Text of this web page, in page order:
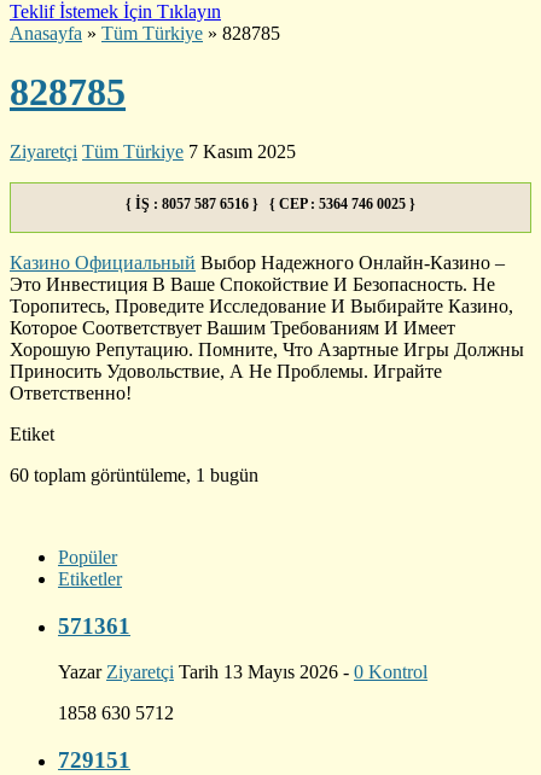
Teklif İstemek İçin Tıklayın
Anasayfa » Tüm Türkiye » 828785
828785
Ziyaretçi Tüm Türkiye 7 Kasım 2025
{ İŞ : 8057 587 6516 } { CEP : 5364 746 0025 }
Казино Официальный Выбор Надежного Онлайн-Казино –
Это Инвестиция В Ваше Спокойствие И Безопасность. Не
Торопитесь, Проведите Исследование И Выбирайте Казино,
Которое Соответствует Вашим Требованиям И Имеет
Хорошую Репутацию. Помните, Что Азартные Игры Должны
Приносить Удовольствие, А Не Проблемы. Играйте
Ответственно!
Etiket
60 toplam görüntüleme, 1 bugün
Popüler
Etiketler
571361
Yazar Ziyaretçi Tarih 13 Mayıs 2026 - 0 Kontrol
1858 630 5712
729151